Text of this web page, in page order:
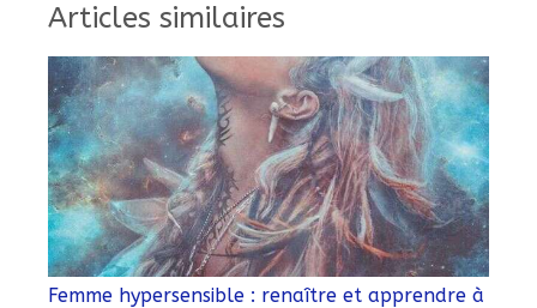
Articles similaires
Femme hypersensible : renaître et apprendre à